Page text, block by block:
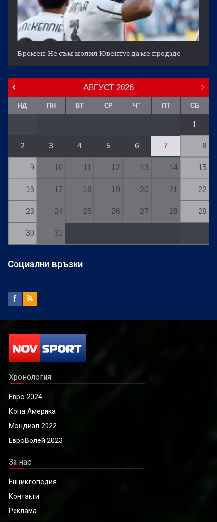
Бремен: Не съм молил Ювентус да ме продаде
АВГУСТ 2026
НД ПН ВТ СР ЧТ ПТ СБ
1
2 3 4 5 6 7 8
9 10 11 12 13 14 15
16 17 18 19 20 21 22
23 24 25 26 27 28 29
30 31
Социални връзки
Хронология
Евро 2024
Копа Америка
Мондиал 2022
ЕвроВолей 2023
За нас
Енциклопедия
Контакти
Реклама